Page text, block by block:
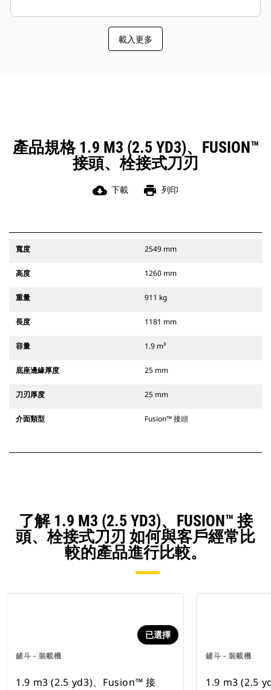
載入更多
產品規格 1.9 M3 (2.5 YD3)、FUSION™
接頭、栓接式刀刃
cloud_download 下載 print 列印
寬度 2549 mm
高度 1260 mm
重量 911 kg
長度 1181 mm
容量 1.9 m³
底座邊緣厚度 25 mm
刀刃厚度 25 mm
介面類型 Fusion™ 接頭
了解 1.9 M3 (2.5 YD3)、FUSION™ 接
頭、栓接式刀刃 如何與客戶經常比
較的產品進行比較。
鏟斗 - 裝載機
已選擇
1.9 m3 (2.5 yd3)、Fusion™ 接
鏟斗 - 裝載機
1.9 m3 (2.5